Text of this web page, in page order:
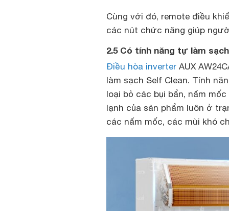
Cùng với đó, remote điều
các nút chức năng giúp
2.5 Có tính năng tự làm
Điều hòa inverter AUX
làm sạch Self Clean. Tính
loại bỏ các bụi bẩn, nấm
lạnh của sản phẩm luôn ở
các nấm mốc, các mùi khó